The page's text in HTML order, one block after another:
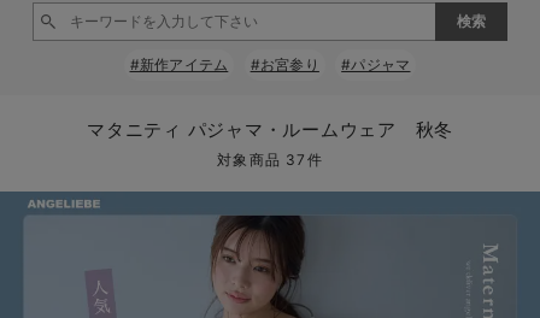
マタニティウェア全て
マタニティ ワンピース
マタニティ トップス
マタニティ アウター（コート）・ママコート
マタニティ 下着・インナー全て
授乳ブラ・マタニティブラ（マタニティインナー・産後用品）
マタニティ 授乳 キャミソール
骨盤・マタニティベルト （妊娠中・産後）
授乳服全て
マタニティ フォーマル全て
マタニティ スーツ
マタニティ ドレス（結婚式・お呼ばれ）
マタニティ フォーマル パンツ・ボトムス
授乳用品全て
妊婦用 抱き枕・授乳クッション
マタニティレッグウェア全て
マタニティストッキング・タイツ
マタニティ ボディケア全て
アウトレット全て
【アウトレット】ワンピース
【アウトレット】パジャマ
【アウトレット】ベビー
特集全て
コットン素材
接触冷感素材
再入荷全て
再入荷｜インナー
送料無料アイテム全て
ワンピース
ブラキャミ おまとめ
MAX55%OFF ブラック
【37周年祭セール】
【37周年祭セール】
気温差別オススメア
【15℃】3月下旬～
動きやすく着回しで
強撚スムース(コスパ
マタニティウェア
【おまとめ割】パジ
こだわりの履き心地
カジュアル
ジャケット派
王道シンプル派
出産準備応援割全て
マタニティパジャマ
【オフィスカジュア
レギンスタイプ
【フォーマル】ワン
【ベビー】長袖
ハンカチ
快適ウェア10%OFF
春のマタニティワン
セットアップ・ レイ
ワーク・オフィス
Gift Selection 出産
〜3,000円（税込）
女の子におススメの
男の子におススメの
冬の冷え対策インナ
薄くてあったか
レギンス・タイツ
カップ付きインナー
入院準備の持ち物チ
入院してすぐ使うグ
冬のあったか特集全て
【冬のあったか特集
#新作アイテム #お宮参り #パジャマ
マタニティ パジャマ・ルームウェア 秋冬
対象商品 37件
閉じる